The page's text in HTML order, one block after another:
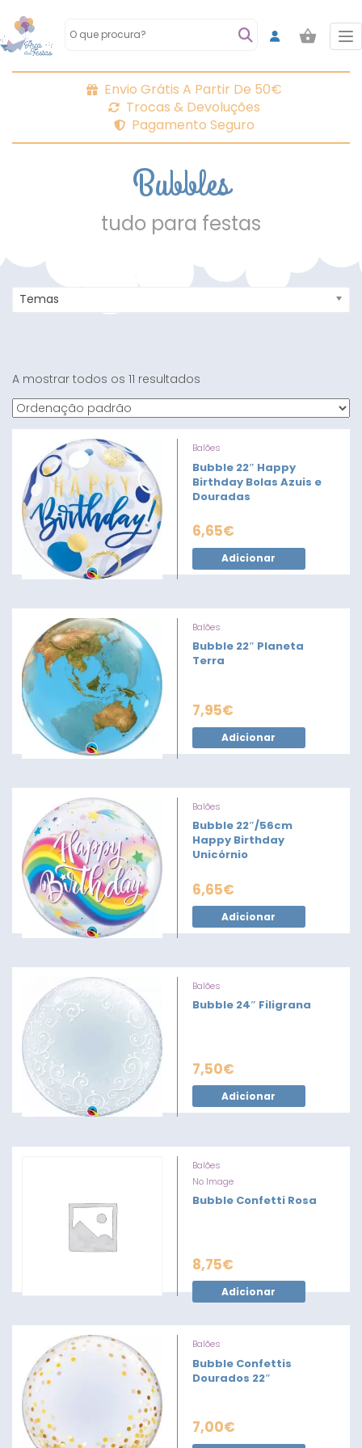
Envio Grátis A Partir De 50€
Trocas & Devoluções
Pagamento Seguro
Bubbles
tudo para festas
Temas
A mostrar todos os 11 resultados
Balões
Bubble 22″ Happy
Birthday Bolas Azuis e
Douradas
6,65€
Adicionar
Balões
Bubble 22″ Planeta
Terra
7,95€
Adicionar
Balões
Bubble 22″/56cm
Happy Birthday
Unicórnio
6,65€
Adicionar
Balões
Bubble 24″ Filigrana
7,50€
Adicionar
Balões
No Image
Bubble Confetti Rosa
8,75€
Adicionar
Balões
Bubble Confettis
Dourados 22″
7,00€